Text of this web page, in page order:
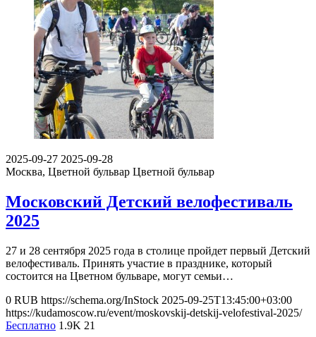
2025-09-27 2025-09-28
Москва, Цветной бульвар Цветной бульвар
Московский Детский велофестиваль
2025
27 и 28 сентября 2025 года в столице пройдет первый Детский
велофестиваль. Принять участие в празднике, который
состоится на Цветном бульваре, могут семьи…
0 RUB https://schema.org/InStock 2025-09-25T13:45:00+03:00
https://kudamoscow.ru/event/moskovskij-detskij-velofestival-2025/
Бесплатно 1.9K 21